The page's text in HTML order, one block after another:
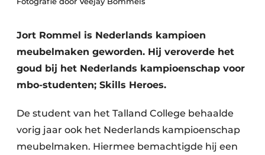
Vacature aanmelden
Video’s
Jort Rommel is Nederlands kampioen
meubelmaken geworden. Hij veroverde het
goud bij het Nederlands kampioenschap voor
mbo-studenten; Skills Heroes.
De student van het Talland College behaalde
vorig jaar ook het Nederlands kampioenschap
meubelmaken. Hiermee bemachtigde hij een